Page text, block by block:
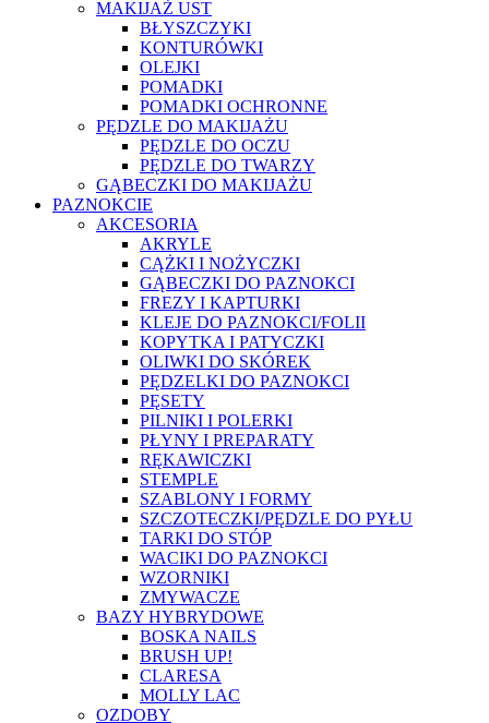
MAKIJAŻ UST
BŁYSZCZYKI
KONTURÓWKI
OLEJKI
POMADKI
POMADKI OCHRONNE
PĘDZLE DO MAKIJAŻU
PĘDZLE DO OCZU
PĘDZLE DO TWARZY
GĄBECZKI DO MAKIJAŻU
PAZNOKCIE
AKCESORIA
AKRYLE
CĄŻKI I NOŻYCZKI
GĄBECZKI DO PAZNOKCI
FREZY I KAPTURKI
KLEJE DO PAZNOKCI/FOLII
KOPYTKA I PATYCZKI
OLIWKI DO SKÓREK
PĘDZELKI DO PAZNOKCI
PĘSETY
PILNIKI I POLERKI
PŁYNY I PREPARATY
RĘKAWICZKI
STEMPLE
SZABLONY I FORMY
SZCZOTECZKI/PĘDZLE DO PYŁU
TARKI DO STÓP
WACIKI DO PAZNOKCI
WZORNIKI
ZMYWACZE
BAZY HYBRYDOWE
BOSKA NAILS
BRUSH UP!
CLARESA
MOLLY LAC
OZDOBY